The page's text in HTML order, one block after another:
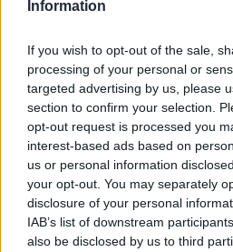
Information
If you wish to opt-out of the sale,
processing of your personal or
targeted advertising by us, please
section to confirm your selection.
opt-out request is processed you
interest-based ads based on
us or personal information
your opt-out. You may separately
disclosure of your personal
IAB’s list of downstream
also be disclosed by us to third